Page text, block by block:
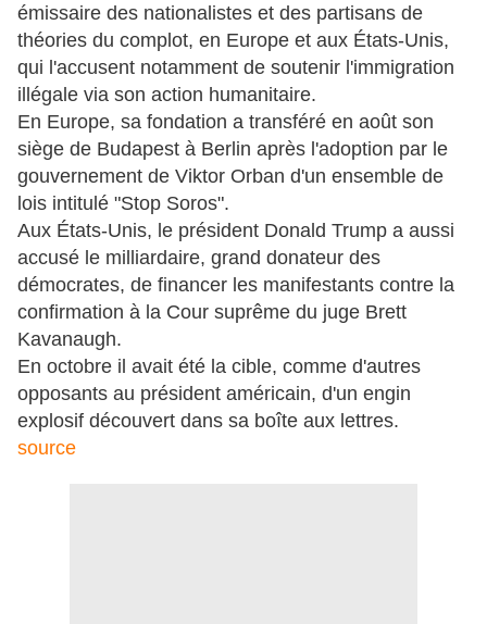
émissaire des nationalistes et des partisans de
théories du complot, en Europe et aux États-Unis,
qui l'accusent notamment de soutenir l'immigration
illégale via son action humanitaire.
En Europe, sa fondation a transféré en août son
siège de Budapest à Berlin après l'adoption par le
gouvernement de Viktor Orban d'un ensemble de
lois intitulé "Stop Soros".
Aux États-Unis, le président Donald Trump a aussi
accusé le milliardaire, grand donateur des
démocrates, de financer les manifestants contre la
confirmation à la Cour suprême du juge Brett
Kavanaugh.
En octobre il avait été la cible, comme d'autres
opposants au président américain, d'un engin
explosif découvert dans sa boîte aux lettres.
source